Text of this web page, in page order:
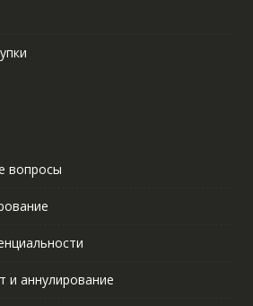
вопросы
и аннулирование